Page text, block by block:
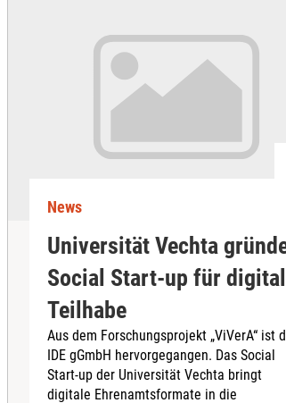
News
Universität Vechta
Social Start-up für
Teilhabe
Aus dem Forschungsprojekt „ViVerA“ ist
IDE gGmbH hervorgegangen. Das Social
Start-up der Universität Vechta bringt
digitale Ehrenamtsformate in die